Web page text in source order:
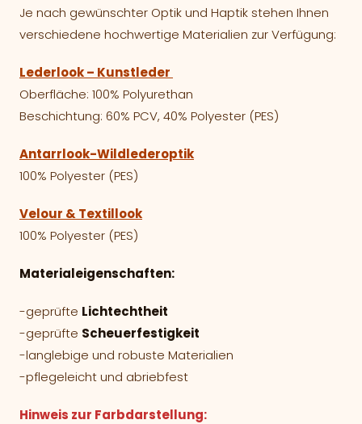
Je nach gewünschter Optik und Haptik stehen Ihnen
verschiedene hochwertige Materialien zur Verfügung:
Lederlook – Kunstleder
Oberfläche: 100% Polyurethan
Beschichtung: 60% PCV, 40% Polyester (PES)
Antarrlook-Wildlederoptik
100% Polyester (PES)
Velour & Textillook
100% Polyester (PES)
Materialeigenschaften:
-geprüfte Lichtechtheit
-geprüfte Scheuerfestigkeit
-langlebige und robuste Materialien
-pflegeleicht und abriebfest
Hinweis zur Farbdarstellung: